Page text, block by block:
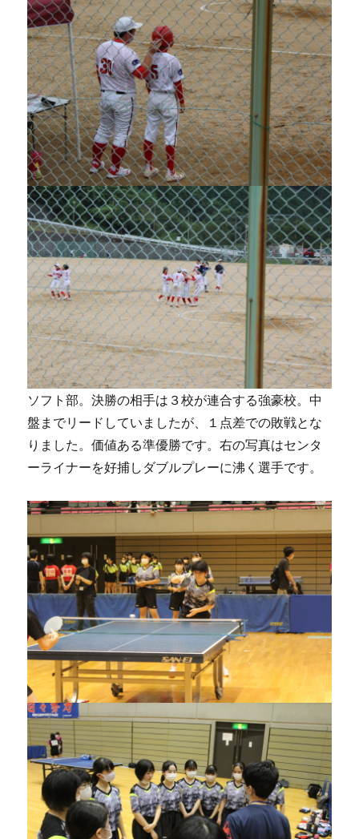
ソフト部。決勝の相手は３校が連合する強豪校。中
盤までリードしていましたが、１点差での敗戦とな
りました。価値ある準優勝です。右の写真はセンタ
ーライナーを好捕しダブルプレーに沸く選手です。